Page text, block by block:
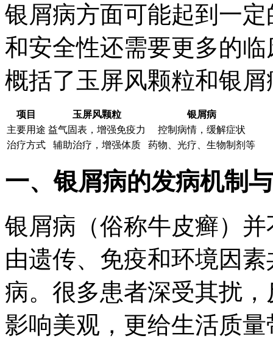
银屑病方面可能起到一
和安全性还需要更多的
概括了玉屏风颗粒和银
项目 玉屏风颗粒
银屑病
主要用途 益气固表，增强免疫力
控制病情，缓解症状
治疗方式
辅助治疗，增强体质 药物、光疗、生物制剂等
一、银屑病的发病机制
银屑病（俗称牛皮癣）
由遗传、免疫和环境因
病。很多患者深受其扰
影响美观，更给生活质